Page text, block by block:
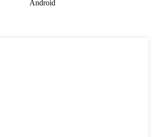
Android